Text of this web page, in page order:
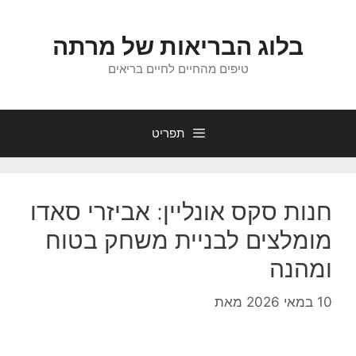
בלוג הבריאות של מרתה
טיפים מהחיים לחיים בריאים
תפריט
חנות סקס אונליין: אביזרי סאדו
מומלצים לבניית משחק בטוח
ומהנה
10 במאי 2026 מאת